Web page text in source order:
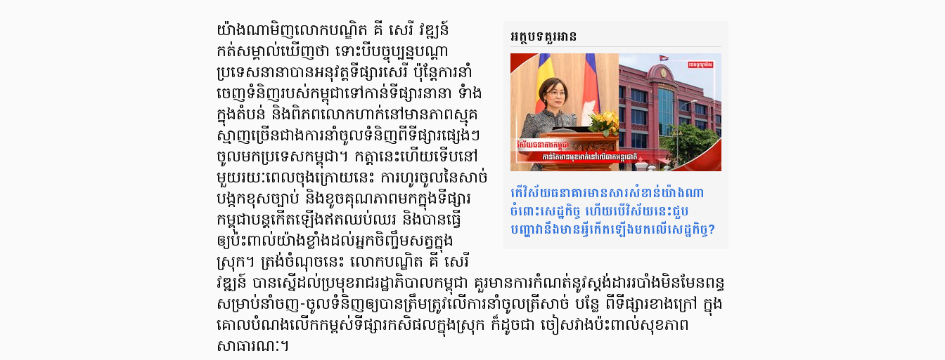
អត្ថបទគួរអាន​
តើវិស័យធនាគារមានសារសំខាន់យ៉ាងណា
ចំពោះសេដ្ឋកិច្ច ហើយបើវិស័យនេះជួប
បញ្ហាវានឹងមានអ្វីកើតឡើងមកលើសេដ្ឋកិច្ច?
យ៉ាងណាមិញលោកបណ្ឌិត គី សេរី វឌ្ឍន៍
កត់សម្គាល់ឃើញថា ទោះបីបច្ចុប្បន្នបណ្ដា
ប្រទេសនានាបានអនុវត្តទីផ្សារសេរី ប៉ុន្តែការនាំ
ចេញទំនិញរបស់កម្ពុជាទៅកាន់ទីផ្សារនានា ទំាង
ក្នុងតំបន់ និងពិភពលោកហាក់នៅមានភាពស្មុគ
ស្មាញច្រើនជាងការនាំចូលទំនិញពីទីផ្សារផ្សេងៗ
ចូលមកប្រទេសកម្ពុជា។ កត្តានេះហើយទើបនៅ
មួយរយៈពេលចុងក្រោយនេះ ការហូរចូលនៃសាច់
បង្កកខុសច្បាប់ និងខូចគុណភាពមកក្នុងទីផ្សារ
កម្ពុជាបន្តកើតឡើងឥតឈប់ឈរ និងបានធ្វើ
ឲ្យប៉ះពាល់យ៉ាងខ្លាំងដល់អ្នកចិញ្ចឹមសត្វក្នុង
ស្រុក។ ត្រង់ចំណុចនេះ លោកបណ្ឌិត គី សេរី
វឌ្ឍន៍ បានស្នើដល់ប្រមុខរាជរដ្ឋាភិបាលកម្ពុជា គួរមានការកំណត់នូវស្ដង់ដាររបាំងមិនមែនពន្ធ
សម្រាប់នាំចញ-ចូលទំនិញឲ្យបានត្រឹមត្រូវលើការនាំចូលត្រីសាច់ បន្លែ ពីទីផ្សារខាងក្រៅ ក្នុង
គោលបំណងលើកកម្ពស់ទីផ្សារកសិផលក្នុងស្រុក ក៏ដូចជា ចៀសវាងប៉ះពាល់សុខភាព
សាធារណៈ។